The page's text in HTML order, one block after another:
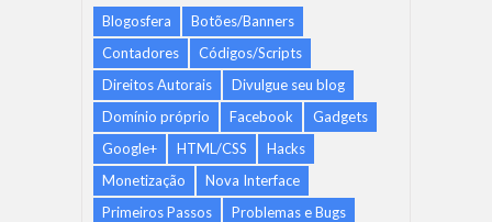
Blogosfera
Botões/Banners
Contadores
Códigos/Scripts
Direitos Autorais
Divulgue seu blog
Domínio próprio
Facebook
Gadgets
Google+
HTML/CSS
Hacks
Monetização
Nova Interface
Primeiros Passos
Problemas e Bugs